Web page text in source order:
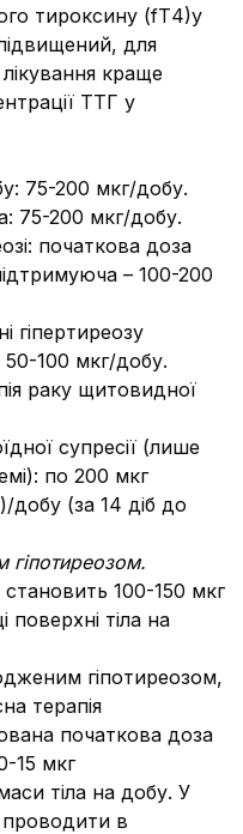
тироксину (fТ4)у
для
краще
ТТГ у
75-200 мкг/добу.
75-200 мкг/добу.
початкова доза
– 100-200
гіпертиреозу
100 мкг/добу.
раку щитовидної
супресії (лише
по 200 мкг
добу (за 14 діб до
гіпотиреозом.
100-150 мкг
тіла на
гіпотиреозом,
терапія
початкова доза
15 мкг
тіла на добу. У
в